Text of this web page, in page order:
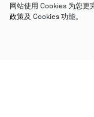
网站使用 Cookies 为您更
政策及 Cookies 功能。